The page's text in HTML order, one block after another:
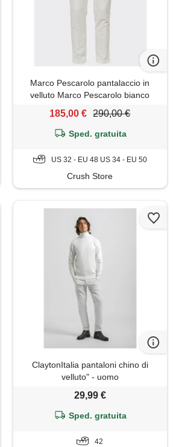
Marco Pescarolo pantalaccio in
velluto Marco Pescarolo bianco
185,00 € 290,00 €
Sped. gratuita
US 32 - EU 48 US 34 - EU 50
Crush Store
ClaytonItalia pantaloni chino di
velluto" - uomo
29,99 €
Sped. gratuita
42